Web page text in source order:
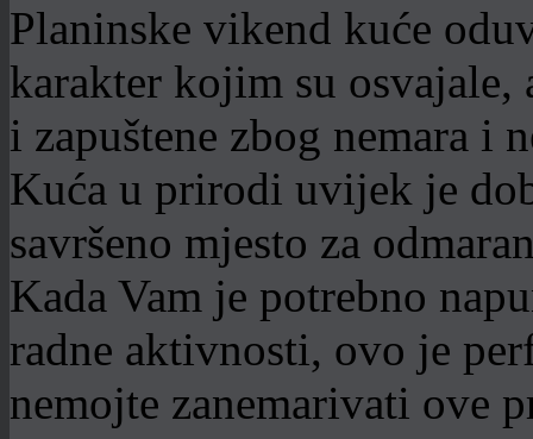
Planinske vikend kuće
karakter kojim su
i zapuštene zbog nemara i
Kuća u prirodi uvijek je
savršeno mjesto za
Kada Vam je potrebno
radne aktivnosti, ovo je
nemojte zanemarivati ove